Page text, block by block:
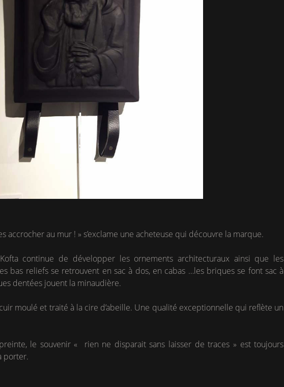
accrocher au mur ! » s’exclame une acheteuse qui découvre la marque.
continue de développer les ornements architecturaux ainsi que les
bas reliefs se retrouvent en sac à dos, en cabas …les briques se font sac à
dentées jouent la minaudière.
moulé et traité à la cire d’abeille. Une qualité exceptionnelle qui reflète un
le souvenir « rien ne disparait sans laisser de traces » est toujours
porter.